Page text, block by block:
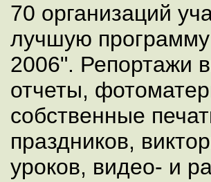
70 организаций
лучшую
2006". Репортажи
отчеты,
собственные
праздников,
уроков, видео- и